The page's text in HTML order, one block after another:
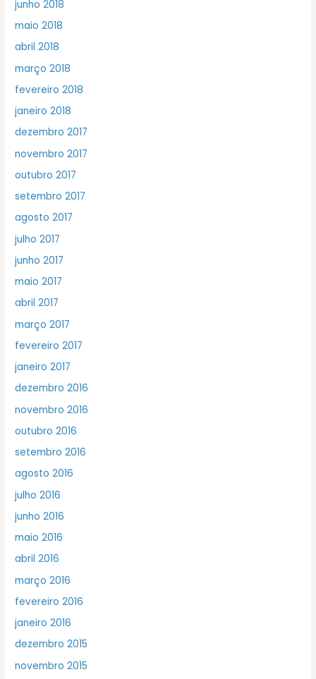
junho 2018
maio 2018
abril 2018
março 2018
fevereiro 2018
janeiro 2018
dezembro 2017
novembro 2017
outubro 2017
setembro 2017
agosto 2017
julho 2017
junho 2017
maio 2017
abril 2017
março 2017
fevereiro 2017
janeiro 2017
dezembro 2016
novembro 2016
outubro 2016
setembro 2016
agosto 2016
julho 2016
junho 2016
maio 2016
abril 2016
março 2016
fevereiro 2016
janeiro 2016
dezembro 2015
novembro 2015